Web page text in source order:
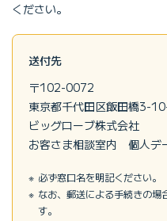
ください。
送付先
〒102-0072
東京都千代田区飯田橋3-
ビッグローブ株式会社
お客さま相談室内 個人デ
必ず窓口名を明記ください。
なお、郵送による手続きの
す。